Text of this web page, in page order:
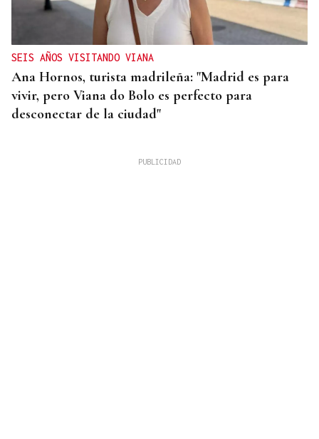
SEIS AÑOS VISITANDO VIANA
Ana Hornos, turista madrileña: "Madrid es para
vivir, pero Viana do Bolo es perfecto para
desconectar de la ciudad"